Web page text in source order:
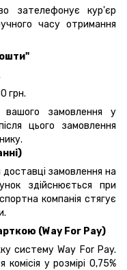
зателефонує кур'єр
часу отримання
грн.
вашого замовлення у
цього замовлення
замовлення на
здійснюється при
компанія стягує
(Way For Pay)
систему Way For Pay.
у розмірі 0,75%